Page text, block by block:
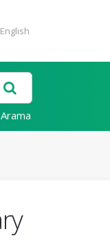
English